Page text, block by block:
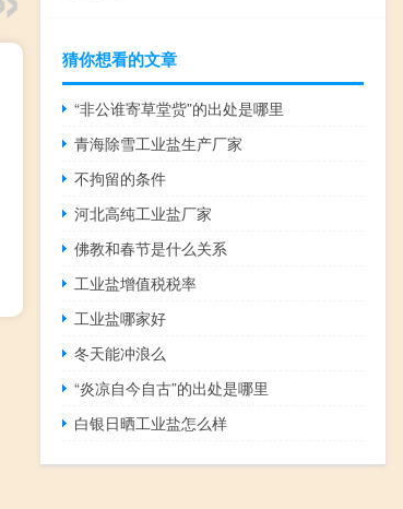
猜你想看的文章
“非公谁寄草堂赀”的出处是哪里
青海除雪工业盐生产厂家
不拘留的条件
河北高纯工业盐厂家
佛教和春节是什么关系
工业盐增值税税率
工业盐哪家好
冬天能冲浪么
“炎凉自今自古”的出处是哪里
白银日晒工业盐怎么样